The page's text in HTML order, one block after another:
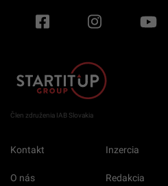
Člen združenia IAB Slovakia
Kontakt Inzercia
O nás Redakcia